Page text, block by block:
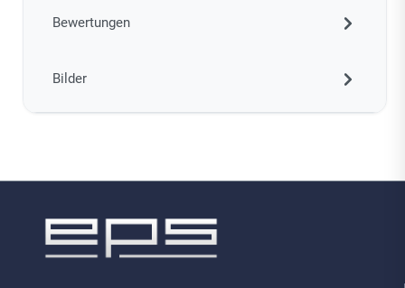
Bewertungen
Bilder